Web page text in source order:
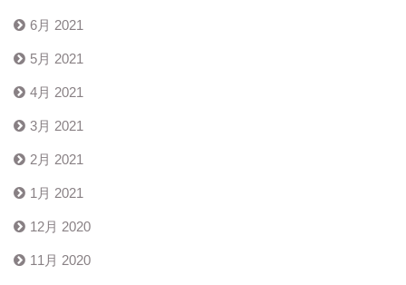
6月 2021
5月 2021
4月 2021
3月 2021
2月 2021
1月 2021
12月 2020
11月 2020